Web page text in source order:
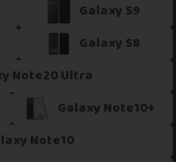
Galaxy S9
Galaxy S8
Note20 Ultra
Galaxy Note10+
Note10